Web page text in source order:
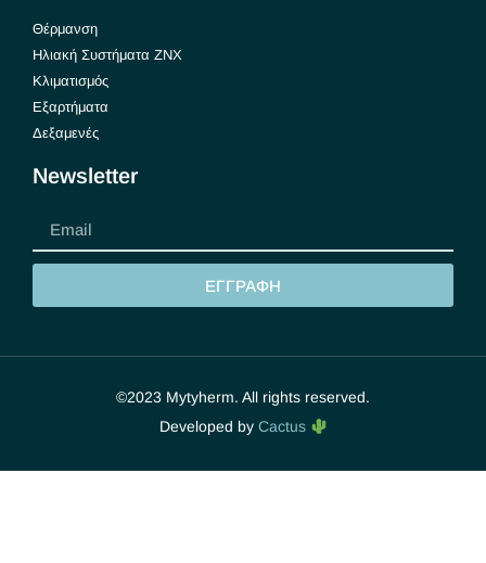
Θέρμανση
Ηλιακή Συστήματα ΖΝΧ
Κλιματισμός
Εξαρτήματα
Δεξαμενές
Newsletter
ΕΓΓΡΑΦΗ
©2023 Mytyherm. All rights reserved.
Developed by Cactus